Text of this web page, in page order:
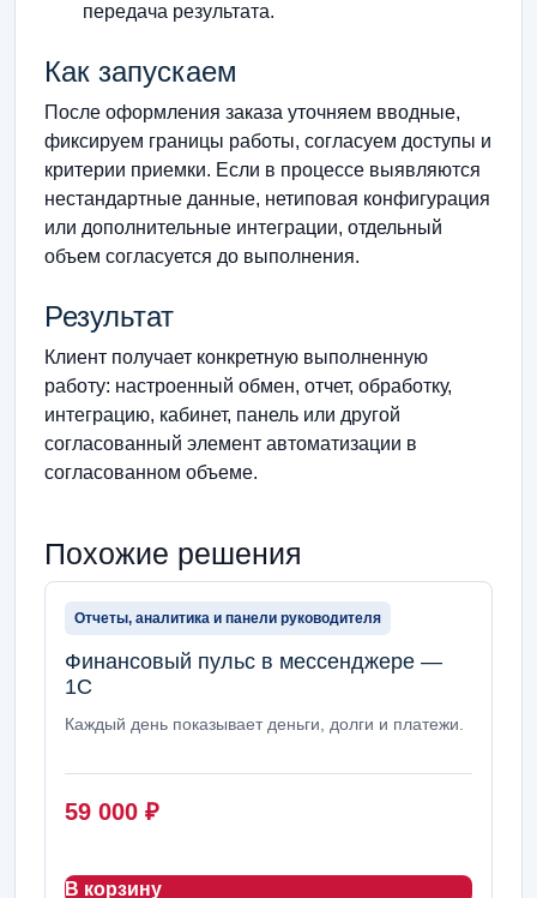
передача результата.
Как запускаем
После оформления заказа уточняем вводные,
фиксируем границы работы, согласуем доступы и
критерии приемки. Если в процессе выявляются
нестандартные данные, нетиповая конфигурация
или дополнительные интеграции, отдельный
объем согласуется до выполнения.
Результат
Клиент получает конкретную выполненную
работу: настроенный обмен, отчет, обработку,
интеграцию, кабинет, панель или другой
согласованный элемент автоматизации в
согласованном объеме.
Похожие решения
Отчеты, аналитика и панели руководителя
Финансовый пульс в мессенджере —
1С
Каждый день показывает деньги, долги и платежи.
59 000 ₽
В корзину